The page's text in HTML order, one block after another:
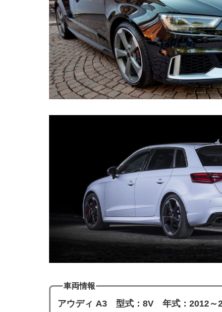
車両情報
アウディ A3 型式：8V 年式：2012～